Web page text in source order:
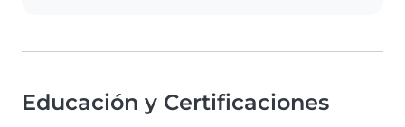
Educación y Certificaciones